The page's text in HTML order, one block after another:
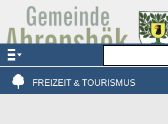
AKTUELLES & SERVICE
VERWALTUNG & POLITIK
FREIZEIT & TOURISMUS